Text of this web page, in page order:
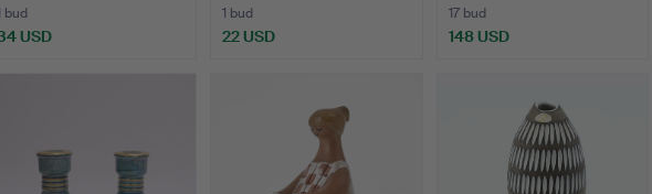
bud
USD
1 bud
22 USD
17 bud
148 USD